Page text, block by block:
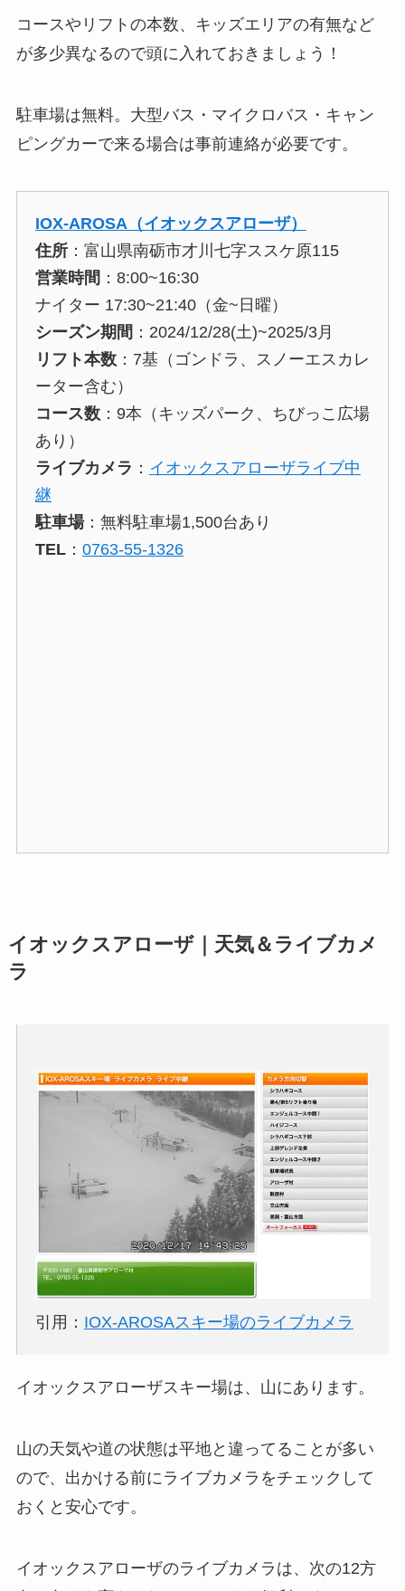
コースやリフトの本数、キッズエリアの有無など
が多少異なるので頭に入れておきましょう！
駐車場は無料。大型バス・マイクロバス・キャン
ピングカーで来る場合は事前連絡が必要です。
IOX-AROSA（イオックスアローザ）
住所：富山県南砺市才川七字ススケ原115
営業時間 ：8:00~16:30
ナイター 17:30~21:40（金~日曜）
シーズン期間 ：2024/12/28(土)~2025/3月
リフト本数：7基（ゴンドラ、スノーエスカレ
ーター含む）
コース数：9本（キッズパーク、ちびっこ広場
あり）
ライブカメラ ： イオックスアローザライブ中
継
駐車場：無料駐車場1,500台あり
TEL： 0763-55-1326
イオックスアローザ｜天気＆ライブカメ
ラ
引用： IOX-AROSAスキー場のライブカメラ
イオックスアローザスキー場は、山にあります。
山の天気や道の状態は平地と違ってることが多い
ので、出かける前にライブカメラをチェックして
おくと安心です。
イオックスアローザのライブカメラは、次の12方